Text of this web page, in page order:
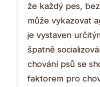
že každý pes,
může vykazovat
je vystaven
špatně
chování psů se
faktorem pro